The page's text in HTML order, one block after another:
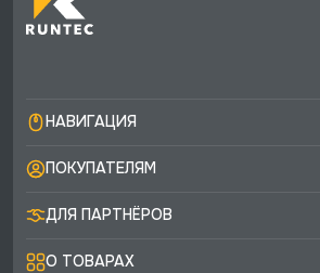
НАВИГАЦИЯ
ПОКУПАТЕЛЯМ
ДЛЯ ПАРТНЁРОВ
О ТОВАРАХ